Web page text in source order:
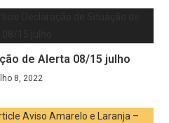
de Alerta 08/15 julho
8, 2022